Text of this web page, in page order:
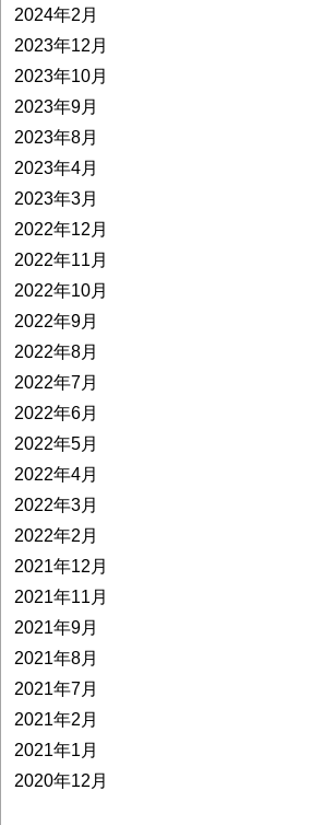
2024年2月
2023年12月
2023年10月
2023年9月
2023年8月
2023年4月
2023年3月
2022年12月
2022年11月
2022年10月
2022年9月
2022年8月
2022年7月
2022年6月
2022年5月
2022年4月
2022年3月
2022年2月
2021年12月
2021年11月
2021年9月
2021年8月
2021年7月
2021年2月
2021年1月
2020年12月